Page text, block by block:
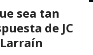
sea tan
de JC